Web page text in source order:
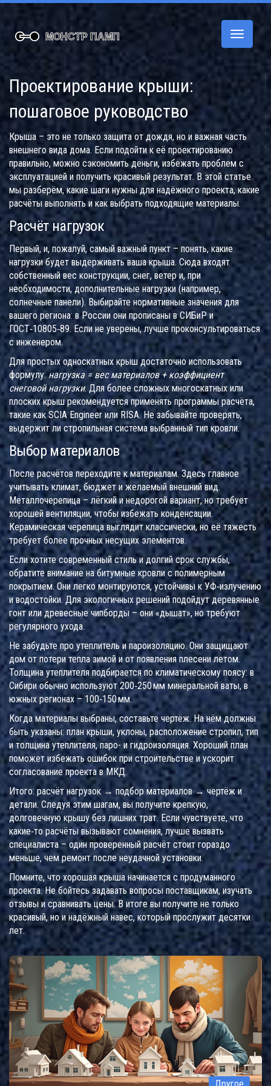
Проектирование крыши:
пошаговое руководство
Крыша – это не только защита от дождя, но и важная часть
внешнего вида дома. Если подойти к её проектированию
правильно, можно сэкономить деньги, избежать проблем с
эксплуатацией и получить красивый результат. В этой статье
мы разберём, какие шаги нужны для надёжного проекта, какие
расчёты выполнять и как выбрать подходящие материалы.
Расчёт нагрузок
Первый, и, пожалуй, самый важный пункт – понять, какие
нагрузки будет выдерживать ваша крыша. Сюда входят
собственный вес конструкции, снег, ветер и, при
необходимости, дополнительные нагрузки (например,
солнечные панели). Выбирайте нормативные значения для
вашего региона: в России они прописаны в СИБиР и
ГОСТ‑10805‑89. Если не уверены, лучше проконсультироваться
с инженером.
Для простых односкатных крыш достаточно использовать
формулу:нагрузка = вес материалов + коэффициент
снеговой нагрузки. Для более сложных многоскатных или
плоских крыш рекомендуется применять программы расчёта,
такие как SCIA Engineer или RISA. Не забывайте проверять,
выдержит ли стропильная система выбранный тип кровли.
Выбор материалов
После расчётов переходите к материалам. Здесь главное
учитывать климат, бюджет и желаемый внешний вид.
Металлочерепица – лёгкий и недорогой вариант, но требует
хорошей вентиляции, чтобы избежать конденсации.
Керамическая черепица выглядит классически, но её тяжесть
требует более прочных несущих элементов.
Если хотите современный стиль и долгий срок службы,
обратите внимание на битумные кровли с полимерным
покрытием. Они легко монтируются, устойчивы к УФ‑излучению
и водостойки. Для экологичных решений подойдут деревянные
гонт или древесные чипборды – они «дышат», но требуют
регулярного ухода.
Не забудьте про утеплитель и пароизоляцию. Они защищают
дом от потери тепла зимой и от появления плесени летом.
Толщина утеплителя подбирается по климатическому поясу: в
Сибири обычно используют 200‑250 мм минеральной ваты, в
южных регионах – 100‑150 мм.
Когда материалы выбраны, составьте чертёж. На нём должны
быть указаны: план крыши, уклоны, расположение стропил, тип
и толщина утеплителя, паро- и гидроизоляция. Хороший план
поможет избежать ошибок при строительстве и ускорит
согласование проекта в МКД.
Итого: расчёт нагрузок → подбор материалов → чертёж и
детали. Следуя этим шагам, вы получите крепкую,
долговечную крышу без лишних трат. Если чувствуете, что
какие‑то расчёты вызывают сомнения, лучше вызвать
специалиста – один проверенный расчёт стоит гораздо
меньше, чем ремонт после неудачной установки.
Помните, что хорошая крыша начинается с продуманного
проекта. Не бойтесь задавать вопросы поставщикам, изучать
отзывы и сравнивать цены. В итоге вы получите не только
красивый, но и надёжный навес, который прослужит десятки
лет.